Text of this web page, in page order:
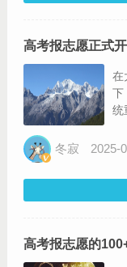
高考报志愿正式
在
下
统
冬寂 2025-
高考报志愿的